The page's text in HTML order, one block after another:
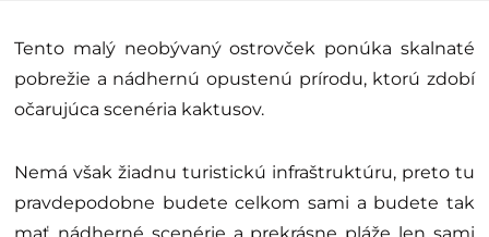
Tento malý neobývaný ostrovček ponúka skalnaté
pobrežie a nádhernú opustenú prírodu, ktorú zdobí
očarujúca scenéria kaktusov.
Nemá však žiadnu turistickú infraštruktúru, preto tu
pravdepodobne budete celkom sami a budete tak